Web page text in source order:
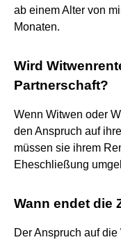
ab einem Alter von
Monaten.
Wird
Partnerschaft?
Wenn Witwen oder
den Anspruch auf
müssen sie ihrem
Eheschließung
Wann endet die
Der Anspruch auf